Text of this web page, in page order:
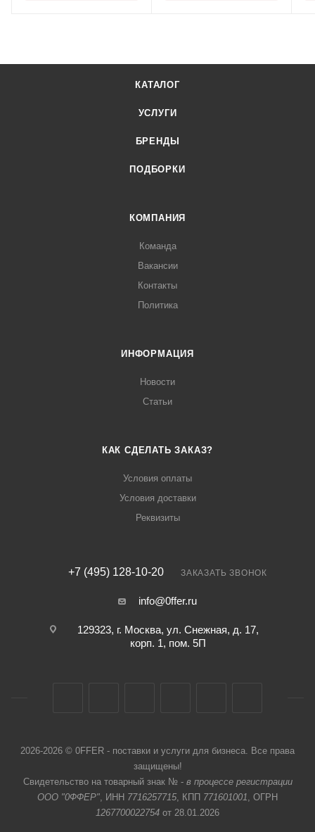
КАТАЛОГ
УСЛУГИ
БРЕНДЫ
ПОДБОРКИ
КОМПАНИЯ
Команда
Вакансии
Контакты
Политика
ИНФОРМАЦИЯ
Новости
Статьи
КАК СДЕЛАТЬ ЗАКАЗ?
Условия оплаты
Условия доставки
Реквизиты
+7 (495) 128-10-20 ЗАКАЗАТЬ ЗВОНОК
info@0ffer.ru
129323, г. Москва, ул. Снежная, д. 17,
корп. 1, пом. 5П
2026-2026 © 0FFER - поставки и услуги для бизнеса. Все права
защищены!
Свидетельство на товарный знак № - в процессе регистрации
ООО "0ФФЕР", ИНН 7716257715, КПП 771601001, ОГРН
1267700022754 от 28.01.2026